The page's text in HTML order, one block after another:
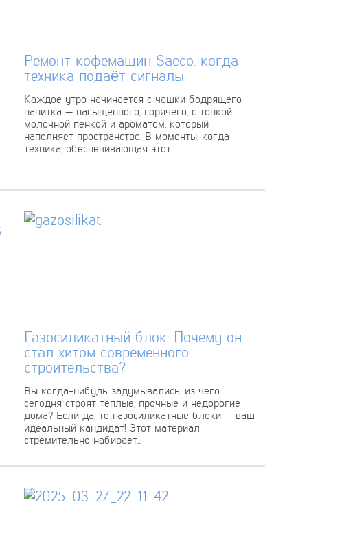
Ремонт кофемашин Saeco: когда
техника подаёт сигналы
Каждое утро начинается с чашки бодрящего
напитка — насыщенного, горячего, с тонкой
молочной пенкой и ароматом, который
наполняет пространство. В моменты, когда
техника, обеспечивающая этот...
Газосиликатный блок: Почему он
стал хитом современного
строительства?
Вы когда-нибудь задумывались, из чего
сегодня строят теплые, прочные и недорогие
дома? Если да, то газосиликатные блоки — ваш
идеальный кандидат! Этот материал
стремительно набирает...